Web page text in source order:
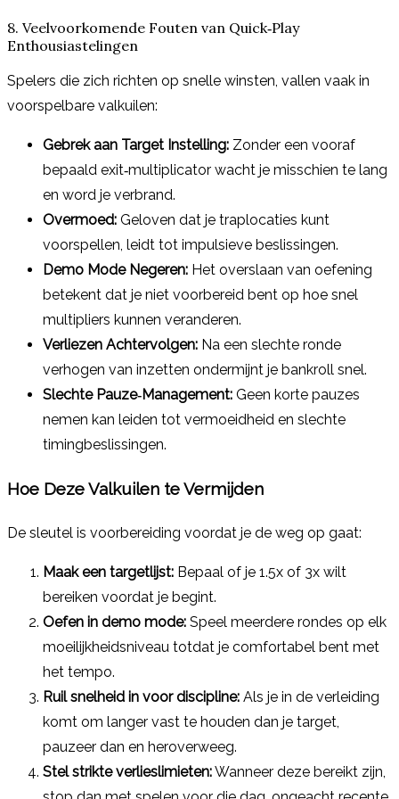
8. Veelvoorkomende Fouten van Quick‑Play
Enthousiastelingen
Spelers die zich richten op snelle winsten, vallen vaak in
voorspelbare valkuilen:
Gebrek aan Target Instelling: Zonder een vooraf
bepaald exit‑multiplicator wacht je misschien te lang
en word je verbrand.
Overmoed: Geloven dat je traplocaties kunt
voorspellen, leidt tot impulsieve beslissingen.
Demo Mode Negeren: Het overslaan van oefening
betekent dat je niet voorbereid bent op hoe snel
multipliers kunnen veranderen.
Verliezen Achtervolgen: Na een slechte ronde
verhogen van inzetten ondermijnt je bankroll snel.
Slechte Pauze‑Management: Geen korte pauzes
nemen kan leiden tot vermoeidheid en slechte
timingbeslissingen.
Hoe Deze Valkuilen te Vermijden
De sleutel is voorbereiding voordat je de weg op gaat:
Maak een targetlijst: Bepaal of je 1.5x of 3x wilt
bereiken voordat je begint.
Oefen in demo mode: Speel meerdere rondes op elk
moeilijkheidsniveau totdat je comfortabel bent met
het tempo.
Ruil snelheid in voor discipline: Als je in de verleiding
komt om langer vast te houden dan je target,
pauzeer dan en heroverweeg.
Stel strikte verlieslimieten:Wanneer deze bereikt zijn,